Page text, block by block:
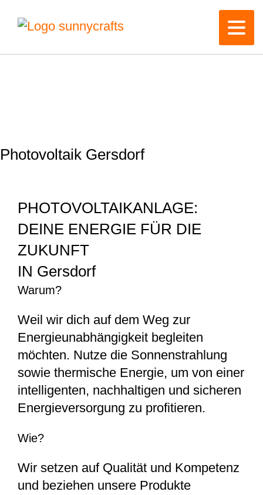
Photovoltaik Gersdorf
PHOTOVOLTAIKANLAGE:
DEINE ENERGIE FÜR DIE
ZUKUNFT
IN Gersdorf
Warum?
Weil wir dich auf dem Weg zur
Energieunabhängigkeit begleiten
möchten. Nutze die Sonnenstrahlung
sowie thermische Energie, um von einer
intelligenten, nachhaltigen und sicheren
Energieversorgung zu profitieren.
Wie?
Wir setzen auf Qualität und Kompetenz
und beziehen unsere Produkte